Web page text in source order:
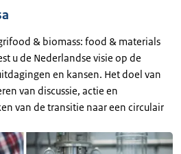
& biomass: food & materials
u de Nederlandse visie op de
en kansen. Het doel van
van discussie, actie en
van de transitie naar een circulair